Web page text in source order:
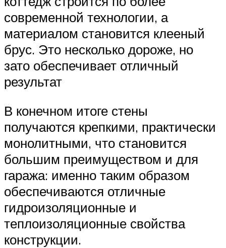
современной технологии, а
материалом становится клееный
брус. Это несколько дороже, но
зато обеспечивает отличный
результат
В конечном итоге стены
получаются крепкими, практически
монолитными, что становится
большим преимуществом и для
гаража: именно таким образом
обеспечиваются отличные
гидроизоляционные и
теплоизоляционные свойства
конструкции.